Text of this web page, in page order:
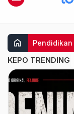
home Pendidikan
KEPO TRENDING